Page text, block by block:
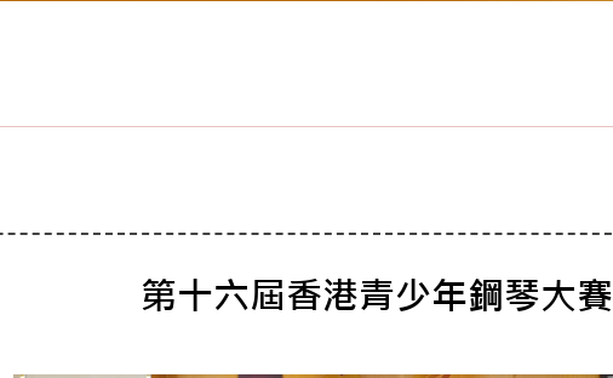
第十六屆香港青少年鋼琴大賽